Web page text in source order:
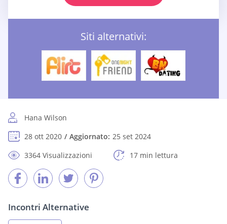
Siti alternativi:
Hana Wilson
28 ott 2020
Aggiornato: 25 set 2024
3364 Visualizzazioni
17 min lettura
Incontri Alternative